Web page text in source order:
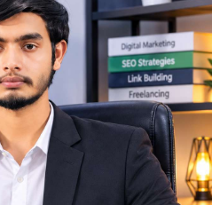
tư nhỏ lẻ: Theo dõi sát biến
lớn trong 24-48 giờ tới. Không
tháo khi thấy lệnh chuyển lớn.
chờ xác nhận xu hướng rõ ràng
#tichluydaihan